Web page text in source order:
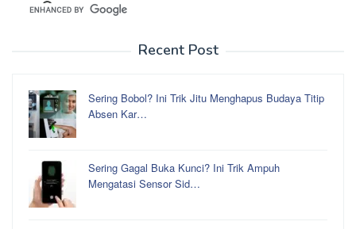
Recent Post
Sering Bobol? Ini Trik Jitu Menghapus Budaya Titip
Absen Kar…
Sering Gagal Buka Kunci? Ini Trik Ampuh
Mengatasi Sensor Sid…